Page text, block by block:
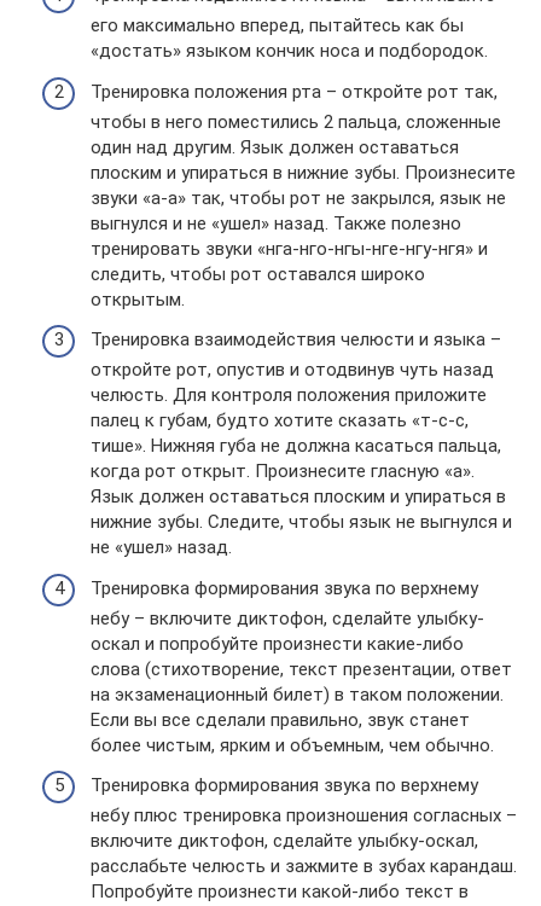
его максимально вперед, пытайтесь как бы
«достать» языком кончик носа и подбородок.
Тренировка положения рта – откройте рот так,
чтобы в него поместились 2 пальца, сложенные
один над другим. Язык должен оставаться
плоским и упираться в нижние зубы. Произнесите
звуки «а-а» так, чтобы рот не закрылся, язык не
выгнулся и не «ушел» назад. Также полезно
тренировать звуки «нга-нго-нгы-нге-нгу-нгя» и
следить, чтобы рот оставался широко
открытым.
Тренировка взаимодействия челюсти и языка –
откройте рот, опустив и отодвинув чуть назад
челюсть. Для контроля положения приложите
палец к губам, будто хотите сказать «т-с-с,
тише». Нижняя губа не должна касаться пальца,
когда рот открыт. Произнесите гласную «а».
Язык должен оставаться плоским и упираться в
нижние зубы. Следите, чтобы язык не выгнулся и
не «ушел» назад.
Тренировка формирования звука по верхнему
небу – включите диктофон, сделайте улыбку-
оскал и попробуйте произнести какие-либо
слова (стихотворение, текст презентации, ответ
на экзаменационный билет) в таком положении.
Если вы все сделали правильно, звук станет
более чистым, ярким и объемным, чем обычно.
Тренировка формирования звука по верхнему
небу плюс тренировка произношения согласных –
включите диктофон, сделайте улыбку-оскал,
расслабьте челюсть и зажмите в зубах карандаш.
Попробуйте произнести какой-либо текст в